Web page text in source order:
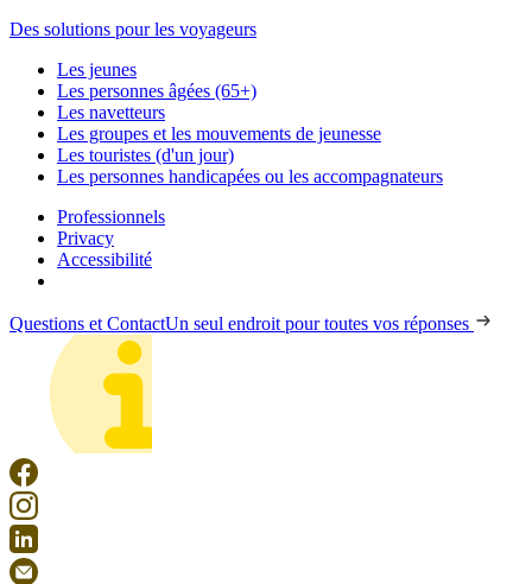
Des solutions pour les voyageurs
Les jeunes
Les personnes âgées (65+)
Les navetteurs
Les groupes et les mouvements de jeunesse
Les touristes (d'un jour)
Les personnes handicapées ou les accompagnateurs
Professionnels
Privacy
Accessibilité
Questions et ContactUn seul endroit pour toutes vos réponses